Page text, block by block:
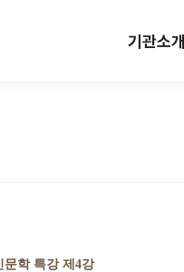
기관소개
문학 특강 제4강